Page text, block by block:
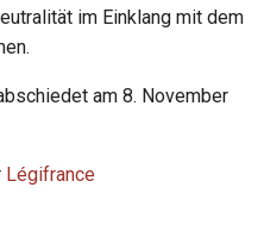
im Einklang mit dem
am 8. November
Légifrance